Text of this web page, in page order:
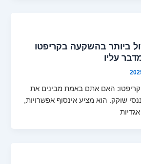
ביותר בהשקעה בקריפטו
עליו
האם אתם באמת מבינים את
שוקק. הוא מציע אינסוף אפשרויות,